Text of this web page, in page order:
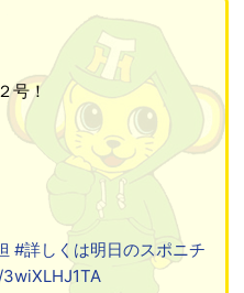
号！
#詳しくは明日のスポニチ